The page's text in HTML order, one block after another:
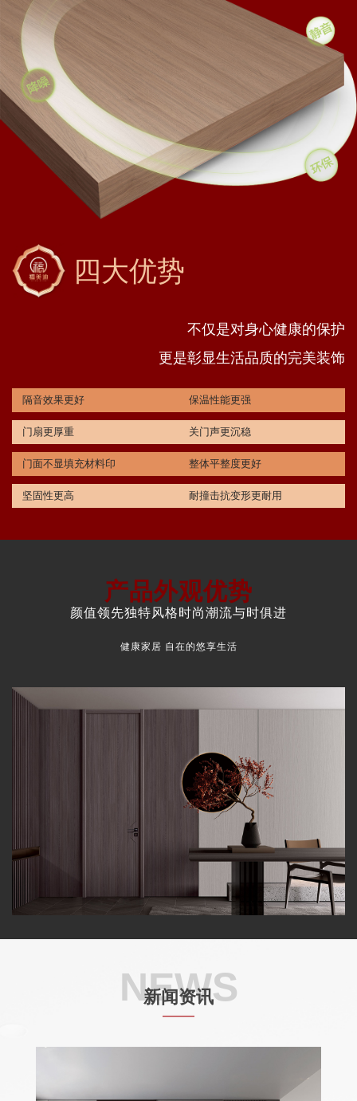
四大优势
不仅是对身心健康的保护
更是彰显生活品质的完美装饰
隔音效果更好 保温性能更强
门扇更厚重 关门声更沉稳
门面不显填充材料印 整体平整度更好
坚固性更高 耐撞击抗变形更耐用
产品外观优势
颜值领先独特风格时尚潮流与时俱进
健康家居 自在的悠享生活
NEWS
新闻资讯
——